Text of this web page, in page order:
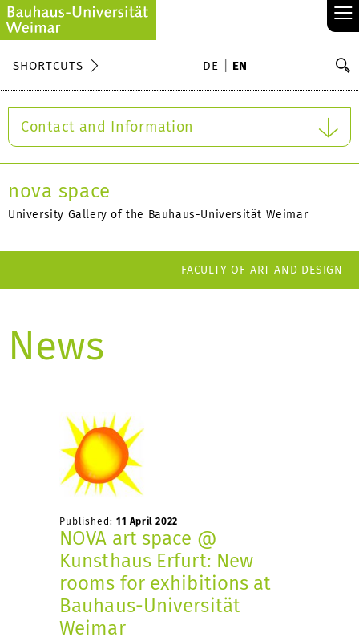
≡
SHORTCUTS DE EN
Contact and Information
nova space
University Gallery of the Bauhaus-Universität Weimar
FACULTY OF ART AND DESIGN
News
Published: 11 April 2022
NOVA art space @
Kunsthaus Erfurt: New
rooms for exhibitions at
Bauhaus-Universität
Weimar